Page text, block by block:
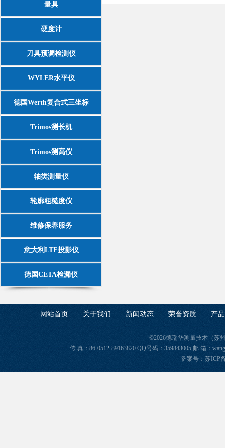
量具
硬度计
刀具预调检测仪
WYLER水平仪
德国Werth复合式三坐标
Trimos测长机
Trimos测高仪
轴类测量仪
轮廓粗糙度仪
维修保养服务
意大利LTF投影仪
德国CETA检漏仪
网站首页 关于我们 新闻动态 荣誉资质 产
©2026德瑞华测量技术（苏
传 真：86-0512-89163820 QQ号码：359843005 邮 箱：
备案号：苏ICP